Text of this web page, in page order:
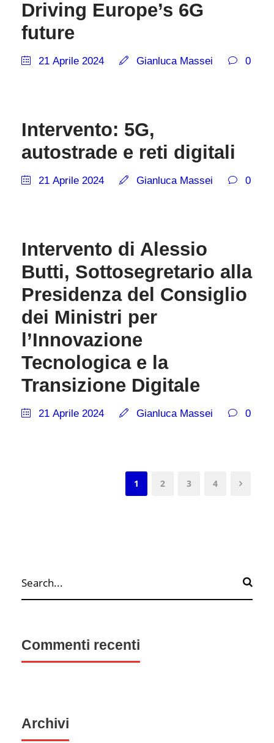
Driving Europe’s 6G
future
21 Aprile 2024 Gianluca Massei 0
Intervento: 5G,
autostrade e reti digitali
21 Aprile 2024 Gianluca Massei 0
Intervento di Alessio
Butti, Sottosegretario alla
Presidenza del Consiglio
dei Ministri per
l’Innovazione
Tecnologica e la
Transizione Digitale
21 Aprile 2024 Gianluca Massei 0
1 2 3 4
Commenti recenti
Archivi